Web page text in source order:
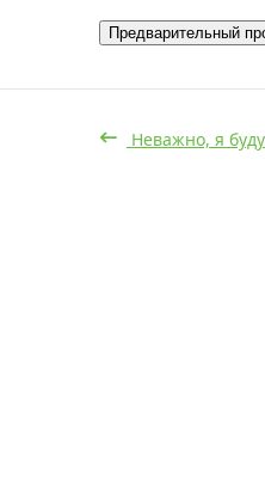
Предварительный
Неважно, я